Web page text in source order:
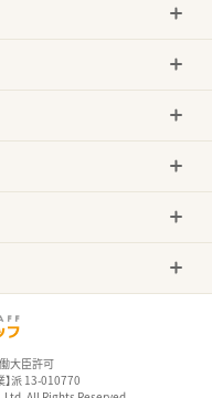
大臣許可
】派 13-010770